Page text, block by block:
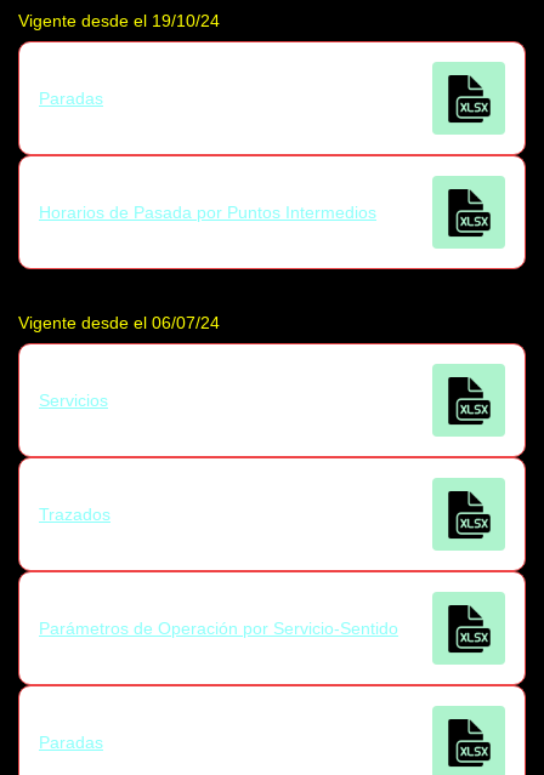
Vigente desde el 19/10/24
Paradas
Horarios de Pasada por Puntos Intermedios
Vigente desde el 06/07/24
Servicios
Trazados
Parámetros de Operación por Servicio-Sentido
Paradas